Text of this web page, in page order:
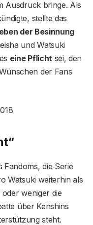
Ausdruck bringe. Als
stellte das
der Besinnung
und Watsuki
eine Pflichtsei, den
der Fans
Fandoms, die Serie
Watsuki weiterhin als
weniger die
über Kenshins
steht.